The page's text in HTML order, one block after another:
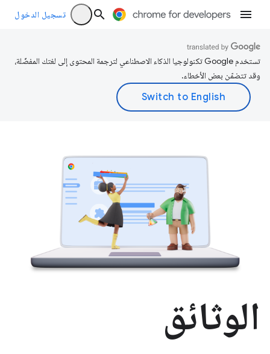
تسجيل الدخول
تستخدم Google تكنولوجيا الذكاء الاصطناعي لترجمة المحتوى إلى لغتك المفضّلة،
وقد تتضمّن بعض الأخطاء.
الوثائق